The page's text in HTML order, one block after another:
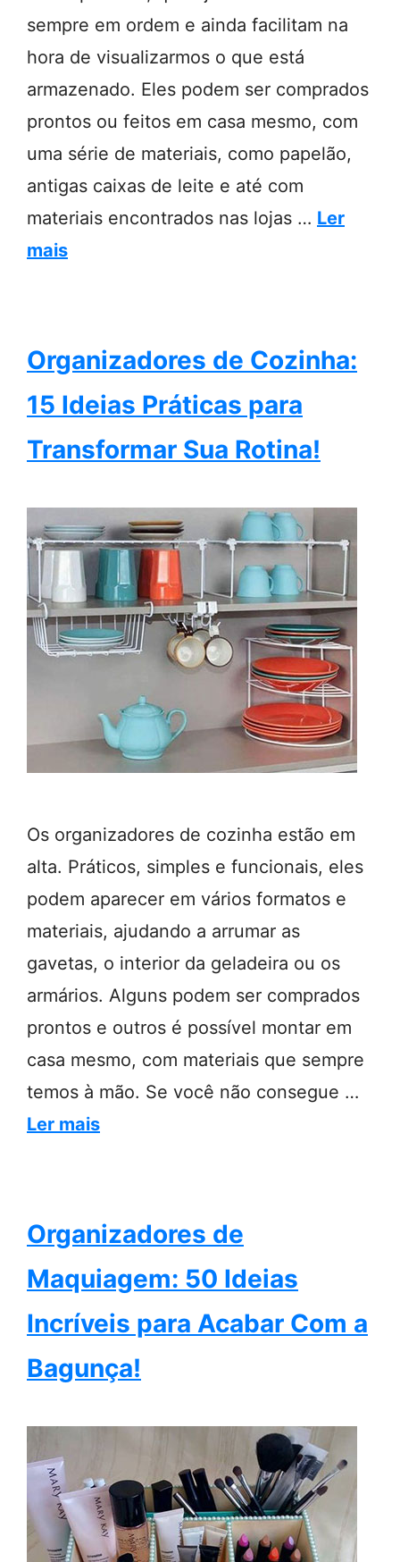
sempre em ordem e ainda facilitam na
hora de visualizarmos o que está
armazenado. Eles podem ser comprados
prontos ou feitos em casa mesmo, com
uma série de materiais, como papelão,
antigas caixas de leite e até com
materiais encontrados nas lojas … Ler
mais
Organizadores de Cozinha:
15 Ideias Práticas para
Transformar Sua Rotina!
Os organizadores de cozinha estão em
alta. Práticos, simples e funcionais, eles
podem aparecer em vários formatos e
materiais, ajudando a arrumar as
gavetas, o interior da geladeira ou os
armários. Alguns podem ser comprados
prontos e outros é possível montar em
casa mesmo, com materiais que sempre
temos à mão. Se você não consegue …
Ler mais
Organizadores de
Maquiagem: 50 Ideias
Incríveis para Acabar Com a
Bagunça!